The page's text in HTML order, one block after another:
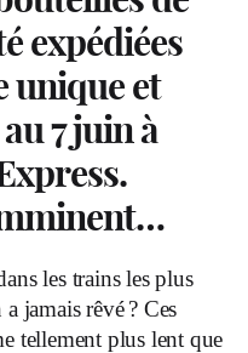
expédiées
unique et
7 juin à
les trains les plus
jamais rêvé ? Ces
tellement plus lent que